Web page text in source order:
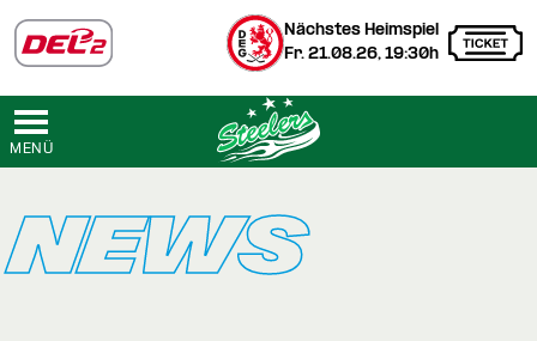
Nächstes Heimspiel
Fr. 21.08.26, 19:30h
MENÜ
NEWS